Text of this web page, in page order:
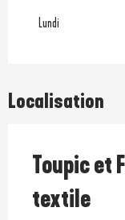
Lundi
Localisation
Toupic et
textile